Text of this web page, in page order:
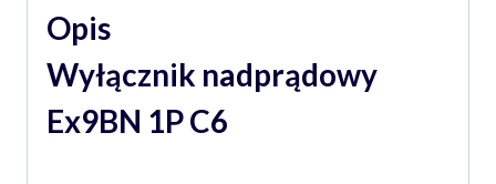
Opis
Wyłącznik nadprądowy
Ex9BN 1P C6